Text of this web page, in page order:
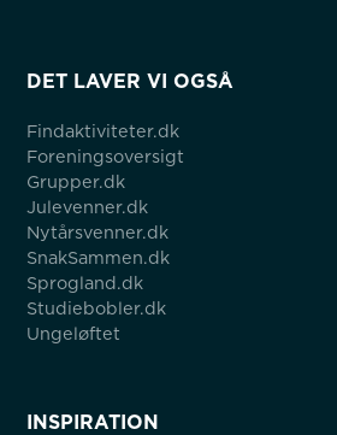
DET LAVER VI OGSÅ
Findaktiviteter.dk
Foreningsoversigt
Grupper.dk
Julevenner.dk
Nytårsvenner.dk
SnakSammen.dk
Sprogland.dk
Studiebobler.dk
Ungeløftet
INSPIRATION